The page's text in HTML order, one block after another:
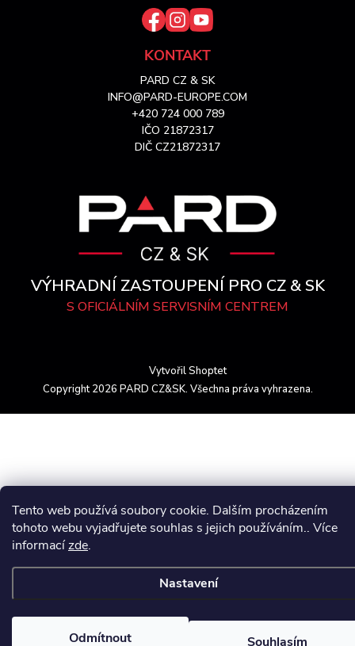
Tento web používá soubory cookie. Dalším procházením
tohoto webu vyjadřujete souhlas s jejich používáním.. Více
informacízde.
Nastavení
Odmítnout Souhlasím
KONTAKT
PARD CZ & SK
INFO@PARD-EUROPE.COM
+420 724 000 789
IČO 21872317
DIČ CZ21872317
VÝHRADNÍ ZASTOUPENÍ PRO CZ & SK
S OFICIÁLNÍM SERVISNÍM CENTREM
Vytvořil Shoptet
Copyright 2026 PARD CZ&SK. Všechna práva vyhrazena.